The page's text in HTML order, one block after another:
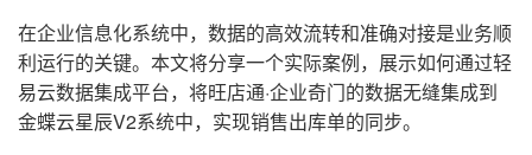
在企业信息化系统中，数据的高效流转和准确对接是业务顺
利运行的关键。本文将分享一个实际案例，展示如何通过轻
易云数据集成平台，将旺店通·企业奇门的数据无缝集成到
金蝶云星辰V2系统中，实现销售出库单的同步。